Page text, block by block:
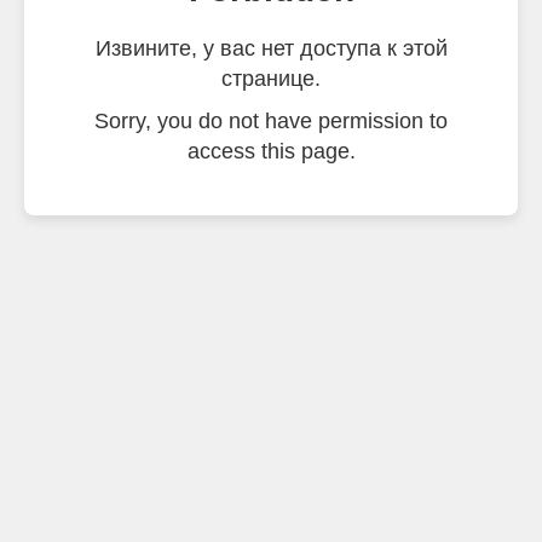
Извините, у вас нет доступа к этой
странице.
Sorry, you do not have permission to
access this page.